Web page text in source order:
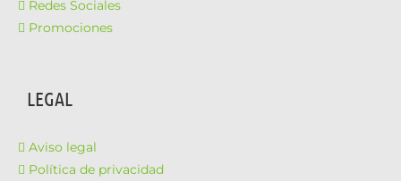
Redes Sociales
Promociones
LEGAL
Aviso legal
Política de privacidad